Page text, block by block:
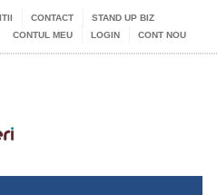
CONTACT
STAND UP BIZ
CONTUL MEU
LOGIN CONT NOU